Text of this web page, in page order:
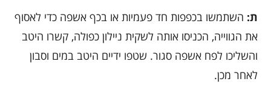
ת: השתמשו בכפפות חד פעמיות או בכף אשפה כדי לאסוף
את הגווייה, הכניסו אותה לשקית ניילון כפולה, קשרו היטב
והשליכו לפח אשפה סגור. שטפו ידיים היטב במים וסבון
לאחר מכן.